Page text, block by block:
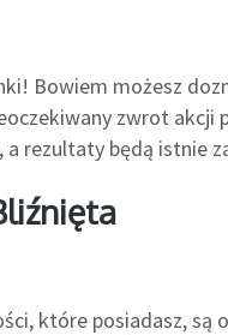
Bowiem możesz
zwrot akcji
rezultaty będą istnie
które posiadasz, są